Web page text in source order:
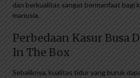
dan berkualitas sangat bermanfaat bagi
manusia.
Perbedaan Kasur Busa
In The Box
Sebaliknya, kualitas tidur yang buruk